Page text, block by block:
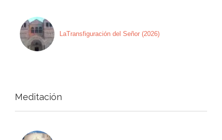
LaTransfiguración del Señor (2026)
Meditación